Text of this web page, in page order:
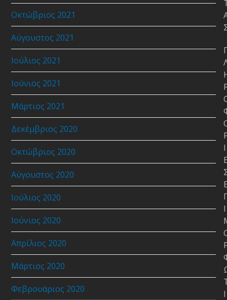
Οκτώβριος 2021
Αύγουστος 2021
Ιούλιος 2021
Ιούνιος 2021
Μάρτιος 2021
Δεκέμβριος 2020
Οκτώβριος 2020
Αύγουστος 2020
Ιούλιος 2020
Ιούνιος 2020
Απρίλιος 2020
Μάρτιος 2020
Φεβρουάριος 2020
Ι
Ι
Ι